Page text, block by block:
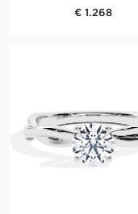
€ 1.268